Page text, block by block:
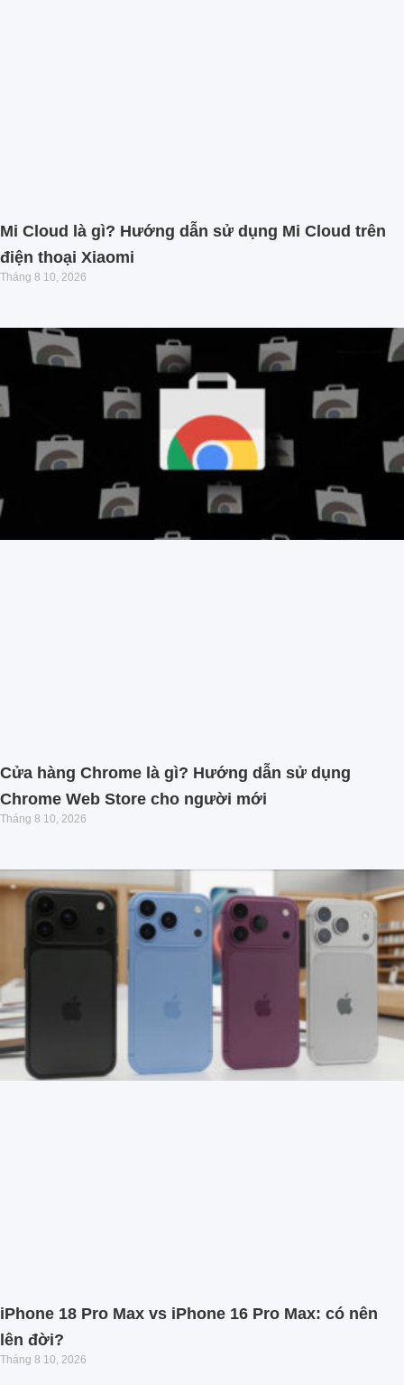
Mi Cloud là gì? Hướng dẫn sử dụng Mi Cloud trên
điện thoại Xiaomi
Tháng 8 10, 2026
Cửa hàng Chrome là gì? Hướng dẫn sử dụng
Chrome Web Store cho người mới
Tháng 8 10, 2026
iPhone 18 Pro Max vs iPhone 16 Pro Max: có nên
lên đời?
Tháng 8 10, 2026